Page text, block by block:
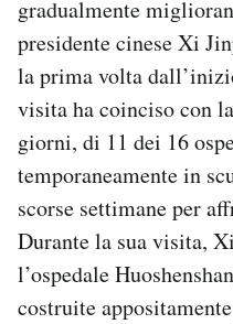
gradualmente
presidente cinese Xi
la prima volta
visita ha coinciso con
giorni, di 11 dei 16
temporaneamente in
scorse settimane per
Durante la sua visita,
l’ospedale
costruite